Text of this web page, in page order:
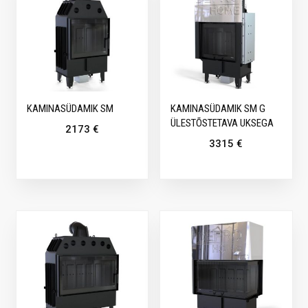
KAMINASÜDAMIK SM
2173 €
KAMINASÜDAMIK SM G
ÜLESTÕSTETAVA UKSEGA
3315€